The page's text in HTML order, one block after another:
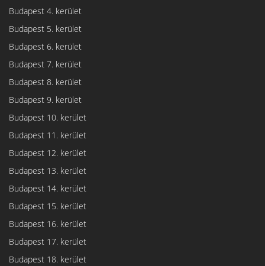
Budapest 4. kerület
Budapest 5. kerület
Budapest 6. kerület
Budapest 7. kerület
Budapest 8. kerület
Budapest 9. kerület
Budapest 10. kerület
Budapest 11. kerület
Budapest 12. kerület
Budapest 13. kerület
Budapest 14. kerület
Budapest 15. kerület
Budapest 16. kerület
Budapest 17. kerület
Budapest 18. kerület